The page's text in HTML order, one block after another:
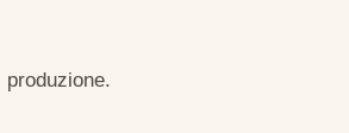
produzione.